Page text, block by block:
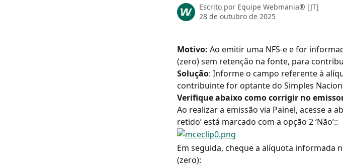
Escrito por Equipe Webmania® [JT]
28 de outubro de 2025
Motivo: Ao emitir uma NFS-e e for
(zero) sem retenção na fonte, para
Solução: Informe o campo referente à
contribuinte for optante do Simples
Verifique abaixo como corrigir no
Ao realizar a emissão via Painel, acesse a
retido’ está marcado com a opção 2 ‘Não’::
Em seguida, cheque a alíquota informada
(zero):